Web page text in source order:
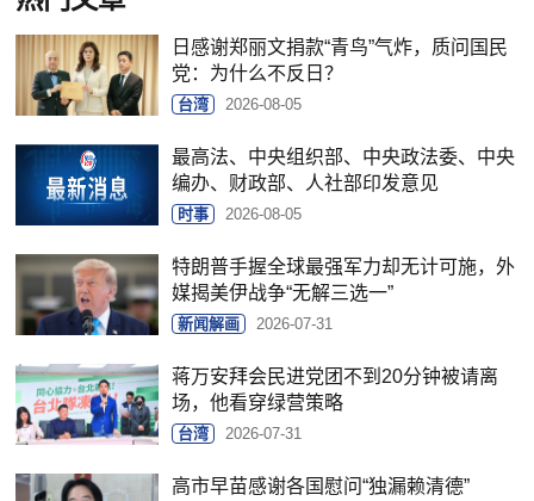
日感谢郑丽文捐款“青鸟”气炸，质问国民
党：为什么不反日？
台湾 2026-08-05
最高法、中央组织部、中央政法委、中央
编办、财政部、人社部印发意见
时事 2026-08-05
特朗普手握全球最强军力却无计可施，外
媒揭美伊战争“无解三选一”
新闻解画 2026-07-31
蒋万安拜会民进党团不到20分钟被请离
场，他看穿绿营策略
台湾 2026-07-31
高市早苗感谢各国慰问“独漏赖清德”